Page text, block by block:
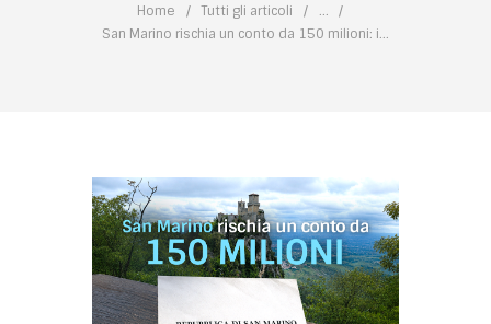
Home Tutti gli articoli
...
San Marino rischia un conto da 150 milioni: i...